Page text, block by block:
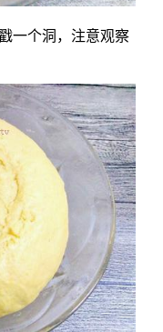
一个洞，注意观察